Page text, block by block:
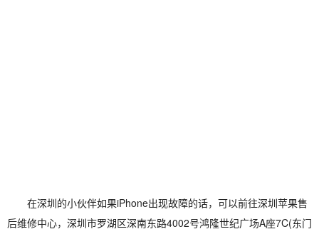
在深圳的小伙伴如果iPhone出现故障的话，可以前往深圳苹果售
后维修中心，深圳市罗湖区深南东路4002号鸿隆世纪广场A座7C(东门